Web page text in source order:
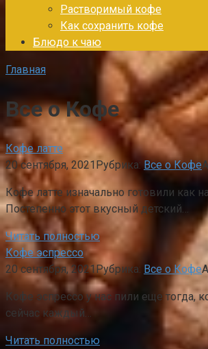
Растворимый кофе
Как сохранить кофе
Блюдо к чаю
Главная
Все о Кофе
Кофе латте
20 сентября, 2021 Рубрика: Все о Кофе
Кофе латте изначально готовили как
Постепенно этот вкусный детский…
Читать полностью
Кофе эспрессо
20 сентября, 2021Рубрика: Все о Кофе
Кофе эспрессо у нас пили еще тогда,
сейчас каждый…
Читать полностью